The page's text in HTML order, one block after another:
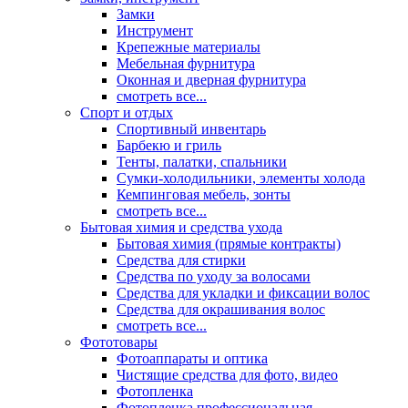
Замки
Инструмент
Крепежные материалы
Мебельная фурнитура
Оконная и дверная фурнитура
смотреть все...
Спорт и отдых
Спортивный инвентарь
Барбекю и гриль
Тенты, палатки, спальники
Сумки-холодильники, элементы холода
Кемпинговая мебель, зонты
смотреть все...
Бытовая химия и средства ухода
Бытовая химия (прямые контракты)
Средства для стирки
Средства по уходу за волосами
Средства для укладки и фиксации волос
Средства для окрашивания волос
смотреть все...
Фототовары
Фотоаппараты и оптика
Чистящие средства для фото, видео
Фотопленка